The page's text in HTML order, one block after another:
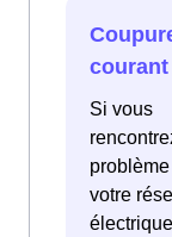
courant
Si vous
votre